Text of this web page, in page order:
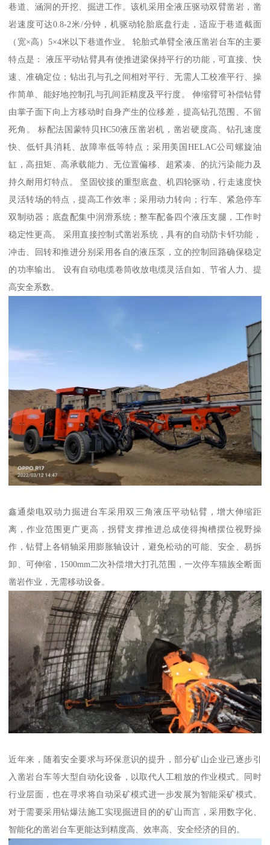
巷道、涵洞的开挖、掘进工作。该机采用全液压驱动双臂凿岩，凿
岩速度可达0.8-2米/分钟，机驱动轮胎底盘行走，适应于巷道截面
（宽×高）5×4米以下巷道作业。 轮胎式单臂全液压凿岩台车的主要
特点是： 液压平动钻臂具有使推进梁保持平行的功能，可直接、快
速、准确定位；钻出孔与孔之间相对平行、无需人工校准平行、操
作简单、能好地控制孔与孔间距精度及平行度。 伸缩臂可补偿钻臂
由掌子面下向上方移动时自身产生的位移差，提高钻孔范围、不留
死角。 标配法国蒙特贝HC50液压凿岩机，凿岩硬度高、钻孔速度
快、低钎具消耗、故障率低等特点；采用美国HELAC公司螺旋油
缸，高扭矩、高承载能力、无位置偏移、超紧凑、的抗污染能力及
持久耐用灯特点。 坚固铰接的重型底盘、机四轮驱动，行走速度快
灵活转场的特点，提高工作效率；采用动力转向；行车、紧急停车
双制动器；底盘配集中润滑系统；整车配备四个液压支腿，工作时
稳定性更高。 采用直接控制式凿岩系统，具有的自动防卡钎功能，
冲击、回转和推进分别采用各自的液压泵，立的控制回路确保稳定
的功率输出。 设有自动电缆卷筒收放电缆灵活自如、节省人力、提
高安全系数。
鑫通柴电双动力掘进台车采用双三角液压平动钻臂，增大伸缩距
离，作业范围更广更高，拐臂支撑推进总成使得掏槽摆位视野操
作，钻臂上各销轴采用膨胀轴设计，避免松动的可能、安全、易拆
卸、可伸缩，1500mm二次补偿增大打孔范围，一次停车猫族全断面
凿岩作业，无需移动设备。
近年来，随着安全要求与环保意识的提升，部分矿山企业已逐步引
入凿岩台车等大型自动化设备，以取代人工粗放的作业模式。同时
行业层面，也在寻求将自动采矿模式进一步发展为智能采矿模式。
对于需要采用钻爆法施工实现掘进目的的矿山而言，采用数字化、
智能化的凿岩台车更能达到精度高、效率高、安全经济的目的。